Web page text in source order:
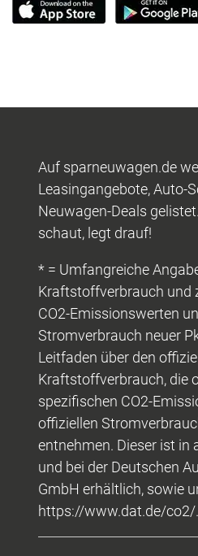
Auf sparneuwagen.de
Leasingangebote, Auto-
Neuwagen-Deals
schaut, legt drauf!
* = Umfangreiche
Kraftstoffverbrauch und
CO2-Emissionswerten
Stromverbrauch neuer
Leitfaden über den
Kraftstoffverbrauch, die
spezifischen CO2-
offiziellen
entnehmen. Dieser ist in
und bei der Deutschen
GmbH erhältlich, sowie
https://www.dat.de/co2/.